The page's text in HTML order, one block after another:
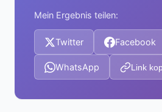
Mein Ergebnis teilen:
Twitter Facebook
WhatsApp Link